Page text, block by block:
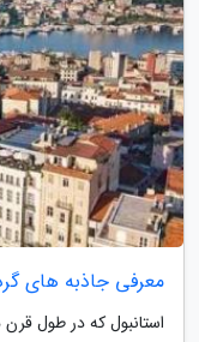
معرفی جاذبه های
استانبول که در طول